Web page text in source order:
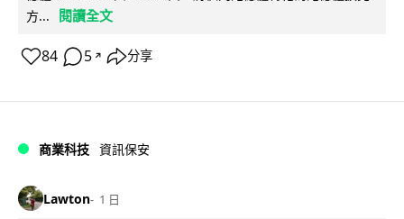
方...
閱讀全文
84 5 ↗ 分享
商業科技 資訊保安
Lawton 1 日